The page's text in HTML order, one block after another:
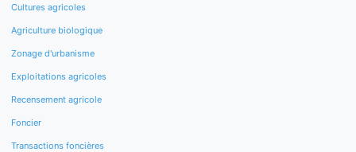
Cultures agricoles
Agriculture biologique
Zonage d'urbanisme
Exploitations agricoles
Recensement agricole
Foncier
Transactions foncières